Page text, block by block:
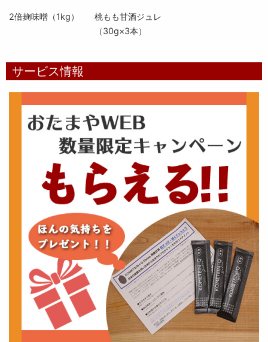
2倍麹味噌（1kg）
桃もも甘酒ジュレ
（30g×3本）
サービス情報